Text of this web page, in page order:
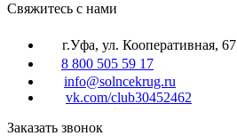
Cвяжитесь с нами
г.Уфа, ул. Кооперативная, 67
8 800 505 59 17
info@solncekrug.ru
vk.com/club30452462
Заказать звонок